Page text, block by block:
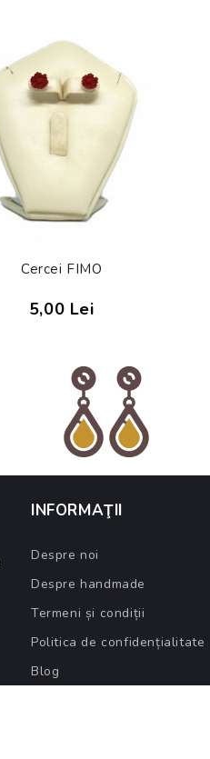
Cercei FIMO
5,00 Lei
INFORMAŢII
Despre noi
Despre handmade
Termeni și condiții
Politica de confidențialitate
Blog